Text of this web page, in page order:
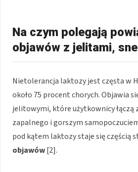
Na czym polegają
objawów z jelitami,
Nietolerancja laktozy jest częsta w
około 75 procent chorych. Objawia
jelitowymi, które użytkownicy łączą
zapalnego i gorszym
pod kątem laktozy staje się częścią
objawów[2].